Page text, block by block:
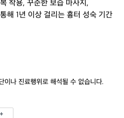
착용, 꾸준한 보습 마사지,
해 1년 이상 걸리는 흉터 성숙 기간
이나 진료행위로 해석될 수 없습니다.